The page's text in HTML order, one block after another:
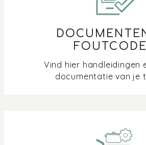
Kan ik de geluidssterkte van de
Verschil in softclose bij je oven en
Waar kan ik het kookboek Stoomze
downloaden?
Vind hier handleidingen
documentatie van je